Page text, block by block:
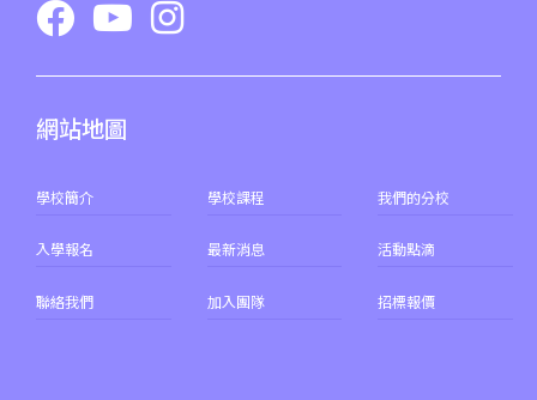
網站地圖
學校簡介
入學報名
聯絡我們
學校課程
最新消息
加入團隊
我們的分校
活動點滴
招標報價